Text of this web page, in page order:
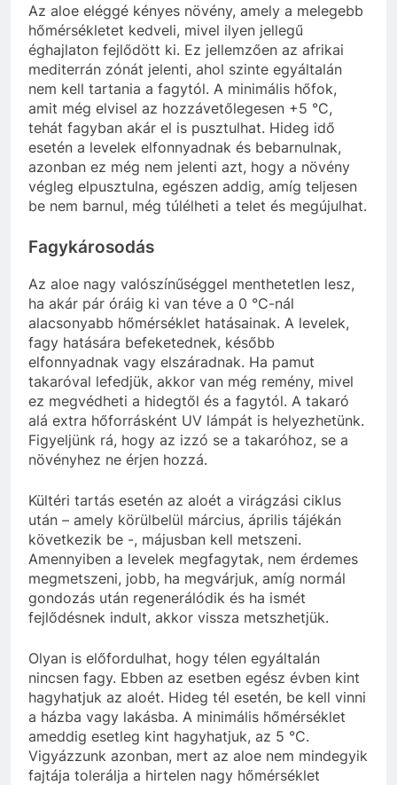
Az aloe eléggé kényes növény, amely a melegebb
hőmérsékletet kedveli, mivel ilyen jellegű
éghajlaton fejlődött ki. Ez jellemzően az afrikai
mediterrán zónát jelenti, ahol szinte egyáltalán
nem kell tartania a fagytól. A minimális hőfok,
amit még elvisel az hozzávetőlegesen +5 °C,
tehát fagyban akár el is pusztulhat. Hideg idő
esetén a levelek elfonnyadnak és bebarnulnak,
azonban ez még nem jelenti azt, hogy a növény
végleg elpusztulna, egészen addig, amíg teljesen
be nem barnul, még túlélheti a telet és megújulhat.
Fagykárosodás
Az aloe nagy valószínűséggel menthetetlen lesz,
ha akár pár óráig ki van téve a 0 °C-nál
alacsonyabb hőmérséklet hatásainak. A levelek,
fagy hatására befeketednek, később
elfonnyadnak vagy elszáradnak. Ha pamut
takaróval lefedjük, akkor van még remény, mivel
ez megvédheti a hidegtől és a fagytól. A takaró
alá extra hőforrásként UV lámpát is helyezhetünk.
Figyeljünk rá, hogy az izzó se a takaróhoz, se a
növényhez ne érjen hozzá.
Kültéri tartás esetén az aloét a virágzási ciklus
után – amely körülbelül március, április tájékán
következik be -, májusban kell metszeni.
Amennyiben a levelek megfagytak, nem érdemes
megmetszeni, jobb, ha megvárjuk, amíg normál
gondozás után regenerálódik és ha ismét
fejlődésnek indult, akkor vissza metszhetjük.
Olyan is előfordulhat, hogy télen egyáltalán
nincsen fagy. Ebben az esetben egész évben kint
hagyhatjuk az aloét. Hideg tél esetén, be kell vinni
a házba vagy lakásba. A minimális hőmérséklet
ameddig esetleg kint hagyhatjuk, az 5 °C.
Vigyázzunk azonban, mert az aloe nem mindegyik
fajtája tolerálja a hirtelen nagy hőmérséklet